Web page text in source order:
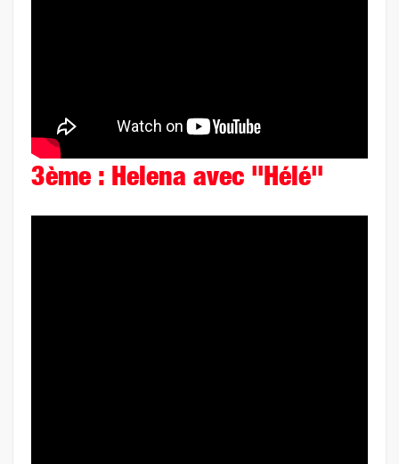
3ème : Helena avec "Hélé"